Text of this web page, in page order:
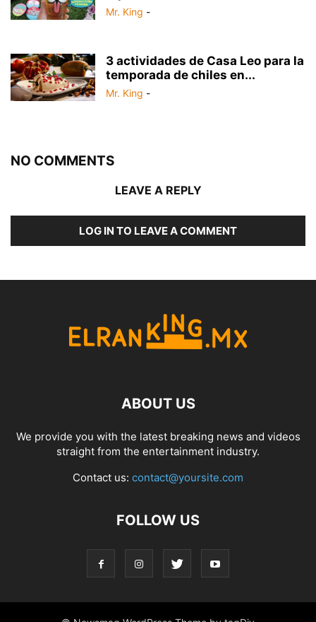
Mr. King -
3 actividades de Casa Leo para la
temporada de chiles en...
Mr. King -
NO COMMENTS
LEAVE A REPLY
LOG IN TO LEAVE A COMMENT
ABOUT US
We provide you with the latest breaking news and videos
straight from the entertainment industry.
Contact us: contact@yoursite.com
FOLLOW US